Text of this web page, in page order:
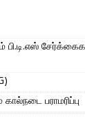
பி.டி.எஸ்
பராமரிப்பு